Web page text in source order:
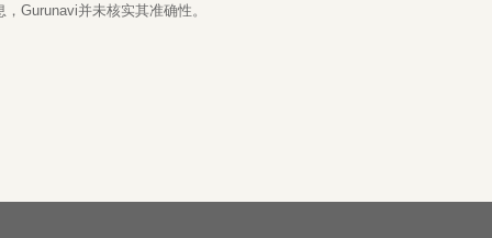
Gurunavi并未核实其准确性。